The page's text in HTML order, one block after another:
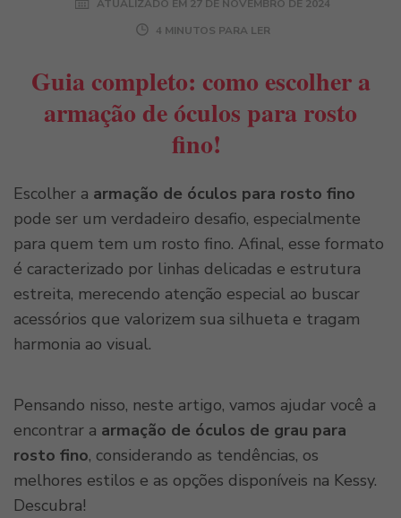
ATUALIZADO EM 27 DE NOVEMBRO DE 2024
4 MINUTOS PARA LER
Guia completo: como escolher a
armação de óculos para rosto
fino!
Escolher a armação de óculos para rosto fino
pode ser um verdadeiro desafio, especialmente
para quem tem um rosto fino. Afinal, esse formato
é caracterizado por linhas delicadas e estrutura
estreita, merecendo atenção especial ao buscar
acessórios que valorizem sua silhueta e tragam
harmonia ao visual.
Pensando nisso, neste artigo, vamos ajudar você a
encontrar a armação de óculos de grau para
rosto fino, considerando as tendências, os
melhores estilos e as opções disponíveis na Kessy.
Descubra!